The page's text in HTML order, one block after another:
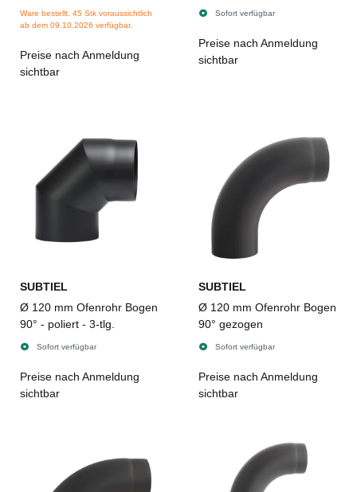
Ware bestellt. 45 Stk voraussichtlich
ab dem 09.10.2026 verfügbar.
Preise nach Anmeldung
sichtbar
tlg.
Sofort verfügbar
Preise nach Anmeldung
sichtbar
SUBTIEL
Ø 120 mm Ofenrohr Bogen
90° - poliert - 3-tlg.
Sofort verfügbar
Preise nach Anmeldung
sichtbar
SUBTIEL
Ø 120 mm Ofenrohr Bogen
90° gezogen
Sofort verfügbar
Preise nach Anmeldung
sichtbar